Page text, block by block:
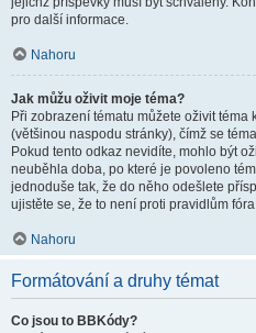
pro další informace.
Nahoru
Jak můžu oživit moje téma?
Při zobrazení tématu můžete oživit téma
(většinou naspodu stránky), čímž se
Pokud tento odkaz nevidíte, mohlo být
neuběhla doba, po které je povoleno
jednoduše tak, že do něho odešlete
ujistěte se, že to není proti pravidlům
Nahoru
Formátování a druhy témat
Co jsou to BBKódy?